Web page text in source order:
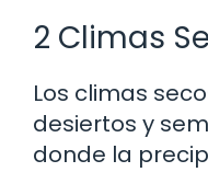
2 Climas
Los climas
desiertos y
donde la